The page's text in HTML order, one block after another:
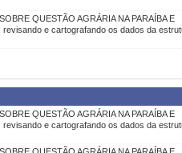
QUESTÃO AGRÁRIA NA PARAÍBA E
e cartografando os dados da
QUESTÃO AGRÁRIA NA PARAÍBA E
e cartografando os dados da